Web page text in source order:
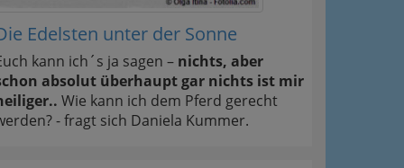
Edelsten unter der Sonne
kann ich´s ja sagen – nichts, aber
absolut überhaupt gar nichts ist mir
Wie kann ich dem Pferd gerecht
- fragt sich Daniela Kummer.